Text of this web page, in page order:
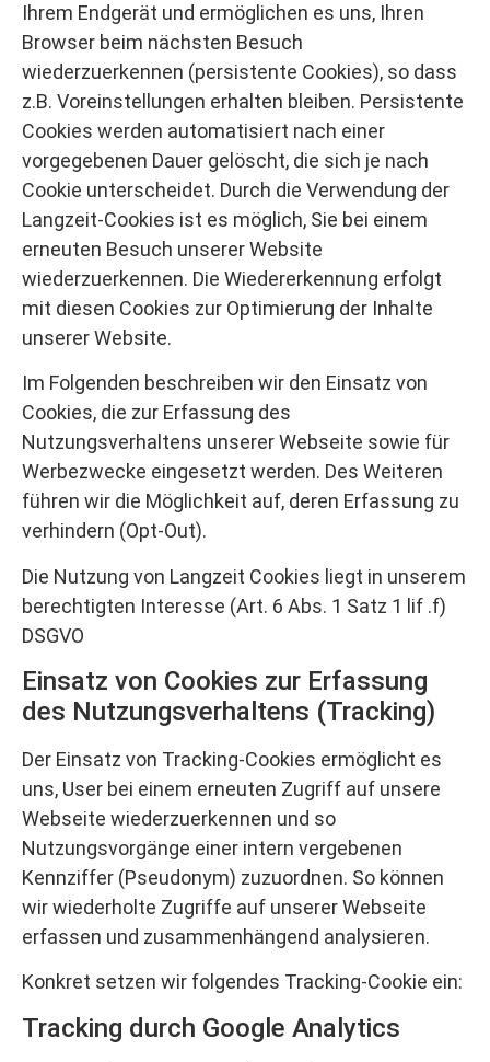
Ihrem Endgerät und ermöglichen es uns, Ihren
Browser beim nächsten Besuch
wiederzuerkennen (persistente Cookies), so dass
z.B. Voreinstellungen erhalten bleiben. Persistente
Cookies werden automatisiert nach einer
vorgegebenen Dauer gelöscht, die sich je nach
Cookie unterscheidet. Durch die Verwendung der
Langzeit-Cookies ist es möglich, Sie bei einem
erneuten Besuch unserer Website
wiederzuerkennen. Die Wiedererkennung erfolgt
mit diesen Cookies zur Optimierung der Inhalte
unserer Website.
Im Folgenden beschreiben wir den Einsatz von
Cookies, die zur Erfassung des
Nutzungsverhaltens unserer Webseite sowie für
Werbezwecke eingesetzt werden. Des Weiteren
führen wir die Möglichkeit auf, deren Erfassung zu
verhindern (Opt-Out).
Die Nutzung von Langzeit Cookies liegt in unserem
berechtigten Interesse (Art. 6 Abs. 1 Satz 1 lif .f)
DSGVO
Einsatz von Cookies zur Erfassung
des Nutzungsverhaltens (Tracking)
Der Einsatz von Tracking-Cookies ermöglicht es
uns, User bei einem erneuten Zugriff auf unsere
Webseite wiederzuerkennen und so
Nutzungsvorgänge einer intern vergebenen
Kennziffer (Pseudonym) zuzuordnen. So können
wir wiederholte Zugriffe auf unserer Webseite
erfassen und zusammenhängend analysieren.
Konkret setzen wir folgendes Tracking-Cookie ein:
Tracking durch Google Analytics